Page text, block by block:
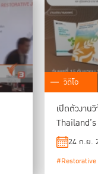
วิดีโอ
เปิดตัวงาน
Justice
24 ก.ย.